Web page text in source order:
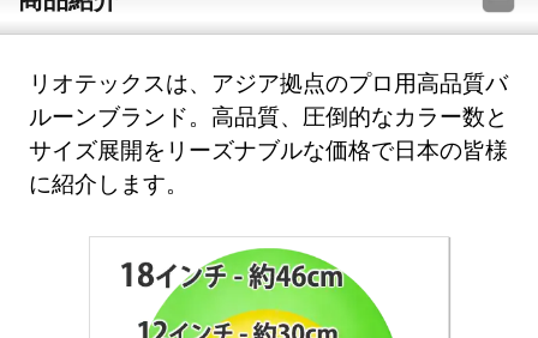
リオテックスは、アジア拠点のプロ用高品質バ
ルーンブランド。高品質、圧倒的なカラー数と
サイズ展開をリーズナブルな価格で日本の皆様
に紹介します。